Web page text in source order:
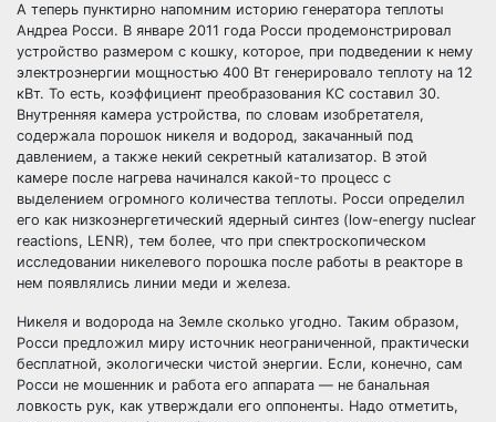
А теперь пунктирно напомним историю генератора теплоты
Андреа Росси. В январе 2011 года Росси продемонстрировал
устройство размером с кошку, которое, при подведении к нему
электроэнергии мощностью 400 Вт генерировало теплоту на 12
кВт. То есть, коэффициент преобразования КС составил 30.
Внутренняя камера устройства, по словам изобретателя,
содержала порошок никеля и водород, закачанный под
давлением, а также некий секретный катализатор. В этой
камере после нагрева начинался какой-то процесс с
выделением огромного количества теплоты. Росси определил
его как низкоэнергетический ядерный синтез (low-energy nuclear
reactions, LENR), тем более, что при спектроскопическом
исследовании никелевого порошка после работы в реакторе в
нем появлялись линии меди и железа.
Никеля и водорода на Земле сколько угодно. Таким образом,
Росси предложил миру источник неограниченной, практически
бесплатной, экологически чистой энергии. Если, конечно, сам
Росси не мошенник и работа его аппарата — не банальная
ловкость рук, как утверждали его оппоненты. Надо отметить,